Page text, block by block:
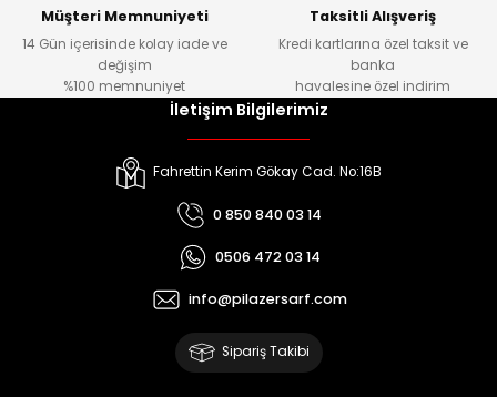
Müşteri Memnuniyeti
14 Gün içerisinde kolay iade ve
değişim
%100 memnuniyet
Taksitli Alışveriş
Kredi kartlarına özel taksit ve
banka
havalesine özel indirim
İletişim Bilgilerimiz
Fahrettin Kerim Gökay Cad. No:16B
0 850 840 03 14
0506 472 03 14
info@pilazersarf.com
Sipariş Takibi